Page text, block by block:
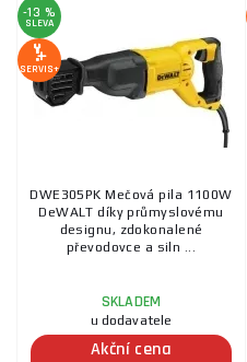
-13 %
SLEVA
SERVIS+
DWE305PK Mečová pila 1100W
DeWALT díky průmyslovému
designu, zdokonalené
převodovce a siln ...
SKLADEM
u dodavatele
Akční cena